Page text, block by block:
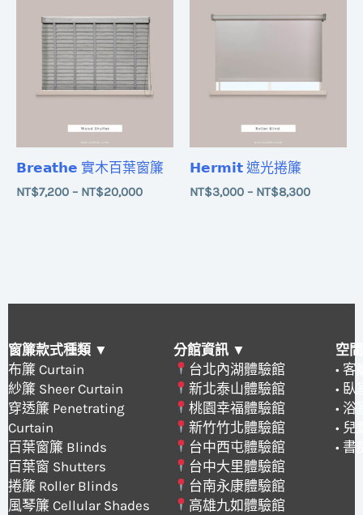
𝗕𝗿𝗲𝗮𝘁𝗵𝗲 實木百葉窗簾
NT$7,200 – NT$20,000
範
圍：
NT$7,200
到
NT$20,000
𝗛𝗲𝗿𝗺𝗶𝘁 遮光捲簾
NT$3,000 – NT$8,300
格
NT$8,300
窗簾款式種類 ▼
布簾 Curtain
紗簾 Sheer Curtain
穿透簾 Penetrating
Curtain
百葉窗簾 Blinds
百葉窗 Shutters
捲簾 Roller Blinds
風琴簾 Cellular Shades
分館資訊 ▼
台北內湖體驗館
新北泰山體驗館
桃園幸福體驗館
新竹竹北體驗館
台中西屯體驗館
台中大里體驗館
台南永康體驗館
高雄九如體驗館
空
• 客
• 臥
• 浴
• 兒
•